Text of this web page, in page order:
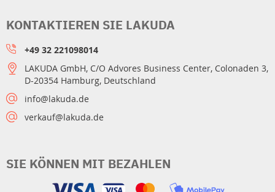
SIE KÖNNEN MIT BEZAHLEN
KONTAKTIEREN SIE LAKUDA
+49 32 221098014
LAKUDA GmbH, C/O Advores Business Center, Colonaden 3,
D-20354 Hamburg, Deutschland
info@lakuda.de
verkauf@lakuda.de